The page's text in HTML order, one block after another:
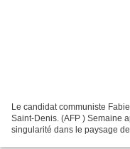
Le candidat communiste
Saint-Denis. (AFP ) Semaine après semaine, Fabien Roussel cultive sa
singularité dans le paysage